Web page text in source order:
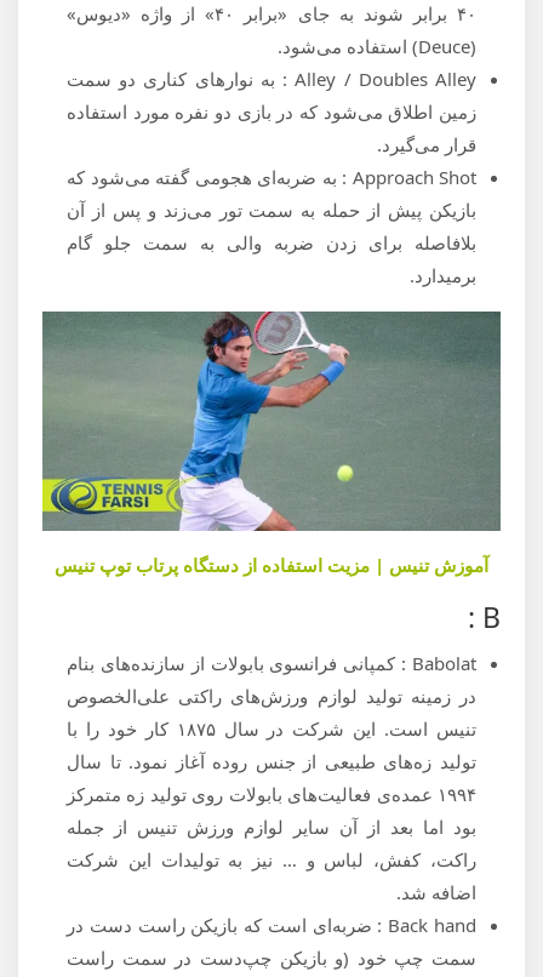
۴۰ برابر شوند به جای «برابر ۴۰» از واژه «دیوس»
(Deuce) استفاده می‌شود.
Alley / Doubles Alley : به نوار‌های کناری دو سمت
زمین اطلاق می‌شود که در بازی دو نفره مورد استفاده
قرار می‌گیرد.
Approach Shot : به ضربه‌ای هجومی گفته می‌شود که
بازیکن پیش از حمله به سمت تور می‌زند و پس از آن
بلافاصله برای زدن ضربه والی به سمت جلو گام
برمیدارد.
آموزش تنیس | مزیت استفاده از دستگاه پرتاب توپ تنیس
B :
‌Babolat : کمپانی فرانسوی بابولات از سازنده‌های بنام
در زمینه تولید لوازم ورزش‌های راکتی علی‌الخصوص
تنیس است. این شرکت در سال ۱۸۷۵ کار خود را با
تولید زه‌های طبیعی از جنس روده آغاز نمود. تا سال
۱۹۹۴ عمده‌ی فعالیت‌های بابولات روی تولید زه متمرکز
بود اما بعد از آن سایر لوازم ورزش تنیس از جمله
راکت، کفش، لباس و … نیز به تولیدات این شرکت
اضافه شد.
Back hand : ضربه‌ای است که بازیکن راست ‌دست در
سمت چپ خود (و بازیکن چپ‌دست در سمت راست